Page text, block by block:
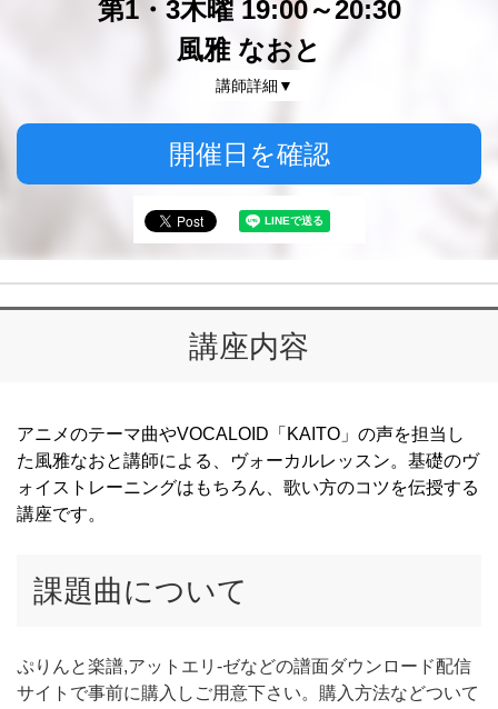
第1・3木曜 19:00～20:30
風雅 なおと
講師詳細▼
開催日を確認
講座内容
アニメのテーマ曲やVOCALOID「KAITO」の声を担当し
た風雅なおと講師による、ヴォーカルレッスン。基礎のヴ
ォイストレーニングはもちろん、歌い方のコツを伝授する
講座です。
課題曲について
ぷりんと楽譜,アットエリ-ゼなどの譜面ダウンロード配信
サイトで事前に購入しご用意下さい。購入方法などついて